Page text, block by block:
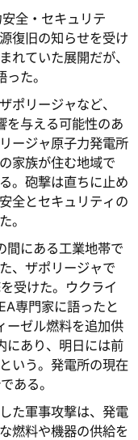
全・セキュリテ
復旧の知らせを受け
れていた展開だが、
た。
ポリージャなど、
を与える可能性のあ
ージャ原子力発電所
家族が住む地域で
。砲撃は直ちに止め
全とセキュリティの
。
間にある工業地帯で
、ザポリージャで
受けた。ウクライ
専門家に語ったと
ーゼル燃料を追加供
にあり、明日には前
いう。発電所の現在
ある。
た軍事攻撃は、発電
燃料や機器の供給を